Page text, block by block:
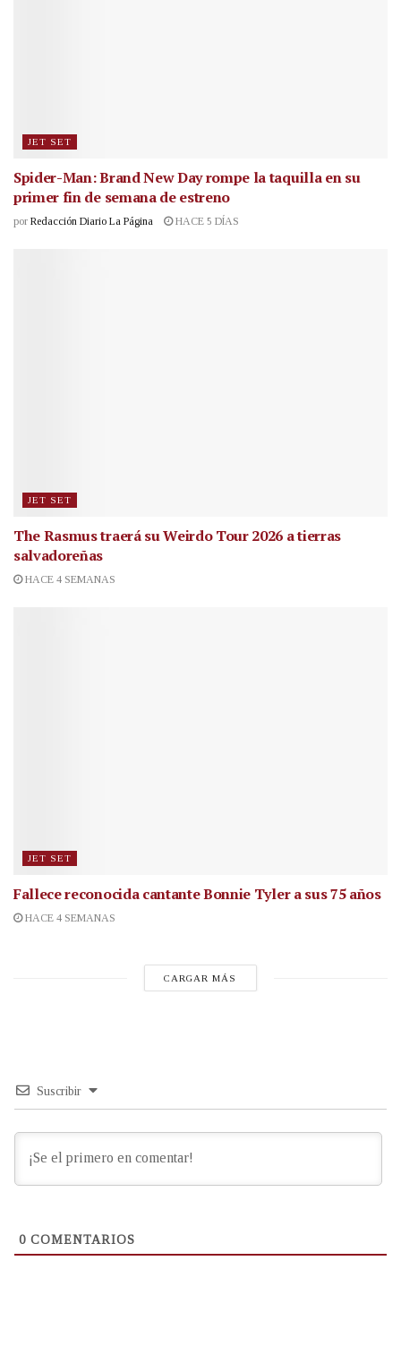
JET SET
Spider-Man: Brand New Day rompe la taquilla en su
primer fin de semana de estreno
por Redacción Diario La Página HACE 5 DÍAS
JET SET
The Rasmus traerá su Weirdo Tour 2026 a tierras
salvadoreñas
HACE 4 SEMANAS
JET SET
Fallece reconocida cantanteBonnie Tyler a sus 75 años
HACE 4 SEMANAS
CARGAR MÁS
Suscribir
0 COMENTARIOS